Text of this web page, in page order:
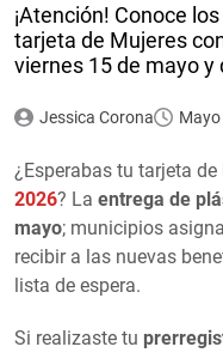
¡Atención! Conoce
tarjeta de Mujeres
viernes 15 de mayo y
Jessica Corona
¿Esperabas tu tarjeta de
2026? La entrega de
mayo; municipios
recibir a las nuevas
lista de espera.
Si realizaste tu